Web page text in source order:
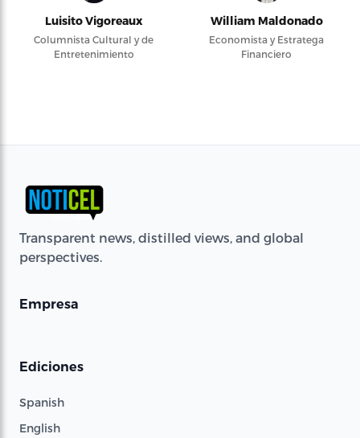
Luisito Vigoreaux
Columnista Cultural y de
Entretenimiento
William Maldonado
Economista y Estratega
Financiero
Transparent news, distilled views, and global
perspectives.
Empresa
Ediciones
Spanish
English